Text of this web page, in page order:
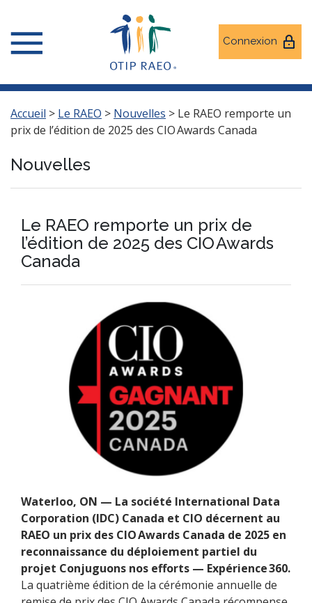
Connexion
Accueil > Le RAEO > Nouvelles > Le RAEO remporte un
prix de l’édition de 2025 des CIO Awards Canada
Nouvelles
Le RAEO remporte un prix de
l’édition de 2025 des CIO Awards
Canada
Waterloo, ON — La société International Data
Corporation (IDC) Canada et CIO décernent au
RAEO un prix des CIO Awards Canada de 2025 en
reconnaissance du déploiement partiel du
projet Conjuguons nos efforts — Expérience 360.
La quatrième édition de la cérémonie annuelle de